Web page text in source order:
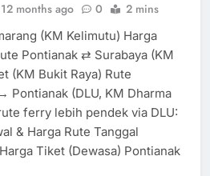
12 months ago 0 2 mins
(KM Kelimutu) Harga
Pontianak ⇄ Surabaya (KM
(KM Bukit Raya) Rute
Pontianak (DLU, KM Dharma
ferry lebih pendek via DLU:
& Harga Rute Tanggal
Tiket (Dewasa) Pontianak